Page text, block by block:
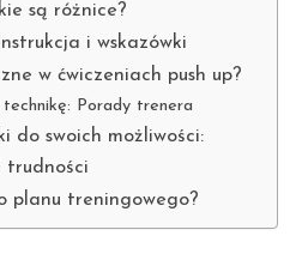
są różnice?
i wskazówki
w ćwiczeniach push up?
Porady trenera
do swoich możliwości:
trudności
planu treningowego?